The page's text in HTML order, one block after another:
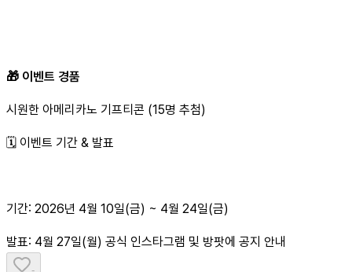
🎁 이벤트 경품
시원한 아메리카노 기프티콘 (15명 추첨)
🗓 이벤트 기간 & 발표
기간: 2026년 4월 10일(금) ~ 4월 24일(금)
발표: 4월 27일(월) 공식 인스타그램 및 방팟에 공지 안내